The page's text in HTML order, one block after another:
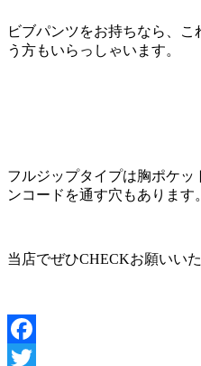
ビブパンツをお持ちなら、
う方もいらっしゃいます。
フルジップタイプは胸ポケ
ンコードを通す穴もあります。
当店でぜひCHECKお願いい
Facebook